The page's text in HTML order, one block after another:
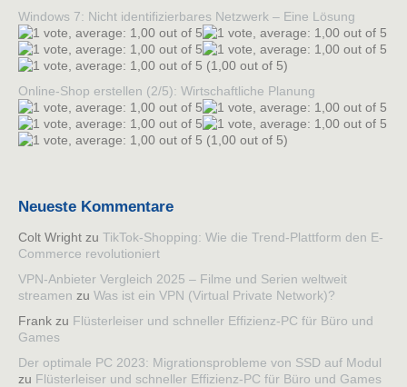
Windows 7: Nicht identifizierbares Netzwerk – Eine Lösung
(1,00 out of 5)
Online-Shop erstellen (2/5): Wirtschaftliche Planung
(1,00 out of 5)
Neueste Kommentare
Colt Wright zu TikTok-Shopping: Wie die Trend-Plattform den E-
Commerce revolutioniert
VPN-Anbieter Vergleich 2025 – Filme und Serien weltweit
streamen zu Was ist ein VPN (Virtual Private Network)?
Frank zu Flüsterleiser und schneller Effizienz-PC für Büro und
Games
Der optimale PC 2023: Migrationsprobleme von SSD auf Modul
zu Flüsterleiser und schneller Effizienz-PC für Büro und Games